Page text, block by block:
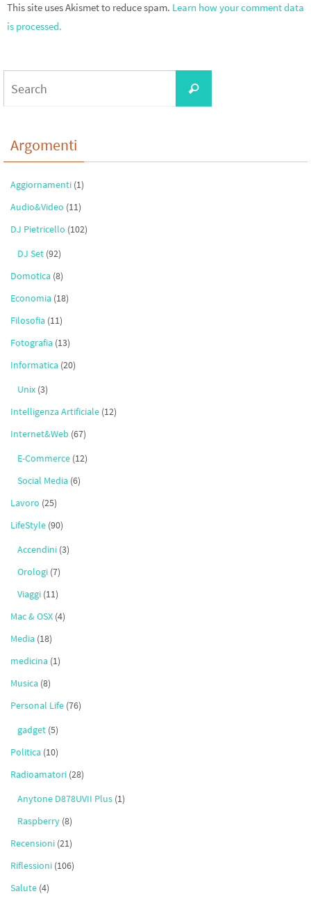
This site uses Akismet to reduce spam. Learn how your comment data
is processed.
Search
Argomenti
Aggiornamenti (1)
Audio&Video (11)
DJ Pietricello (102)
DJ Set (92)
Domotica (8)
Economia (18)
Filosofia (11)
Fotografia (13)
Informatica (20)
Unix (3)
Intelligenza Artificiale (12)
Internet&Web (67)
E-Commerce (12)
Social Media (6)
Lavoro (25)
LifeStyle (90)
Accendini (3)
Orologi (7)
Viaggi (11)
Mac & OSX (4)
Media (18)
medicina (1)
Musica (8)
Personal Life (76)
gadget (5)
Politica (10)
Radioamatori (28)
Anytone D878UVII Plus (1)
Raspberry (8)
Recensioni (21)
Riflessioni (106)
Salute (4)